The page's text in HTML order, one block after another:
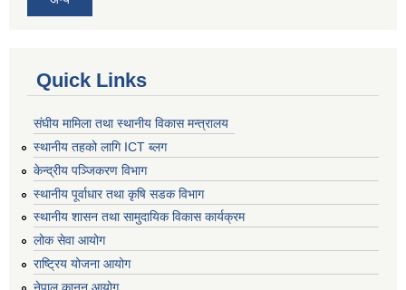
Quick Links
संघीय मामिला तथा स्थानीय विकास मन्त्रालय
स्थानीय तहको लागि ICT ब्लग
केन्द्रीय पञ्जिकरण विभाग
स्थानीय पूर्वाधार तथा कृषि सडक विभाग
स्थानीय शासन तथा सामुदायिक विकास कार्यक्रम
लोक सेवा आयोग
राष्ट्रिय योजना आयोग
नेपाल कानुन आयोग